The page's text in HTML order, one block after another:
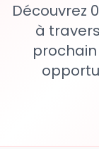
Découvrez
à